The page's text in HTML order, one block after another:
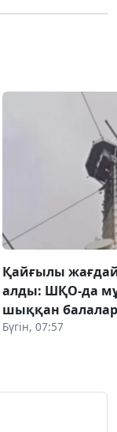
Қайғылы
алды: ШҚО-да
шыққан
Бүгін, 07:57